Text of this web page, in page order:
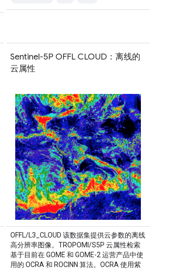
Sentinel-5P OFFL CLOUD：离线的
云属性
OFFL/L3_CLOUD 该数据集提供云参数的离线
高分辨率图像。TROPOMI/S5P 云属性检索
基于目前在 GOME 和 GOME-2 运营产品中使
用的 OCRA 和 ROCINN 算法。OCRA 使用紫